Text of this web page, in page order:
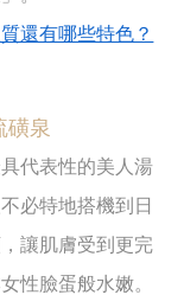
還有哪些特色？
磺泉
代表性的美人湯
必特地搭機到日
讓肌膚受到更完
性臉蛋般水嫩。